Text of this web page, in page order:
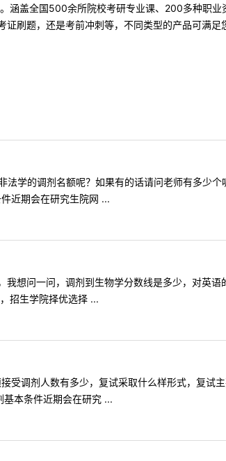
涵盖全国500余所院校考研专业课、200多种职业
刷题，还是考前冲刺等，不同类型的产品可满足
学的调剂名额呢？如果有的话请问老师有多少个
近期会在研究生院网 ...
想问一问，调剂到生物学分数线是多少，对英语
招生学院择优选择 ...
调剂人数有多少，复试采取什么样形式，复试
本条件近期会在研究 ...